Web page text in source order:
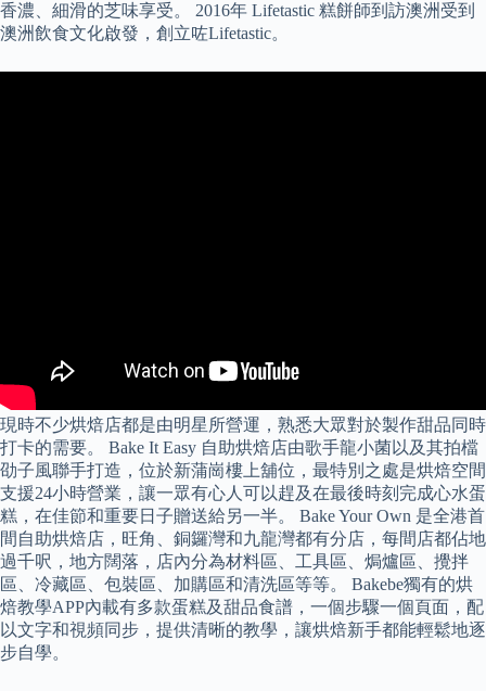
香濃、細滑的芝味享受。 2016年 Lifetastic 糕餅師到訪澳洲受到
澳洲飲食文化啟發，創立咗Lifetastic。
現時不少烘焙店都是由明星所營運，熟悉大眾對於製作甜品同時
打卡的需要。 Bake It Easy 自助烘焙店由歌手龍小菌以及其拍檔
劭子風聯手打造，位於新蒲崗樓上舖位，最特別之處是烘焙空間
支援24小時營業，讓一眾有心人可以趕及在最後時刻完成心水蛋
糕，在佳節和重要日子贈送給另一半。 Bake Your Own 是全港首
間自助烘焙店，旺角、銅鑼灣和九龍灣都有分店，每間店都佔地
過千呎，地方闊落，店內分為材料區、工具區、焗爐區、攪拌
區、冷藏區、包裝區、加購區和清洗區等等。 Bakebe獨有的烘
焙教學APP內載有多款蛋糕及甜品食譜，一個步驟一個頁面，配
以文字和視頻同步，提供清晰的教學，讓烘焙新手都能輕鬆地逐
步自學。